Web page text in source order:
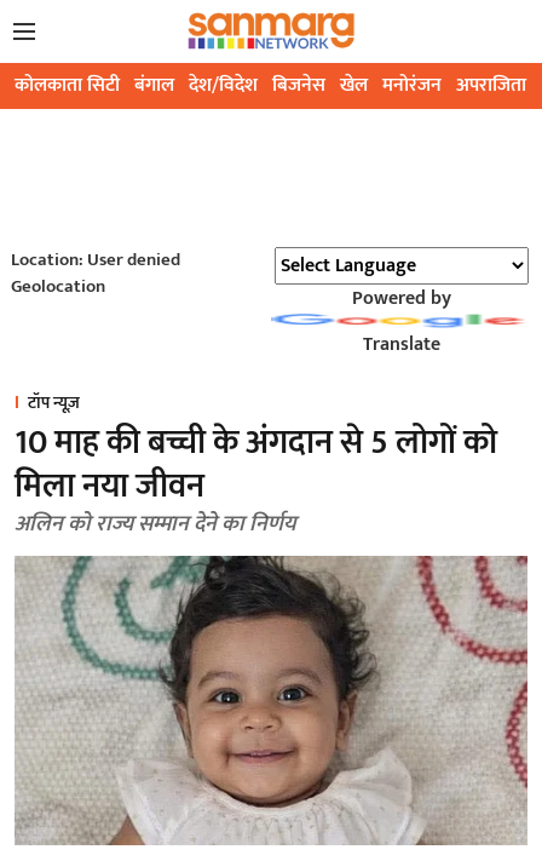
कोलकाता सिटी बंगाल देश/विदेश बिजनेस खेल मनोरंजन अपराजिता
Location: User denied
Geolocation
Powered by
Translate
टॉप न्यूज़
10 माह की बच्ची के अंगदान से 5 लोगों को
मिला नया जीवन
अलिन को राज्य सम्मान देने का निर्णय